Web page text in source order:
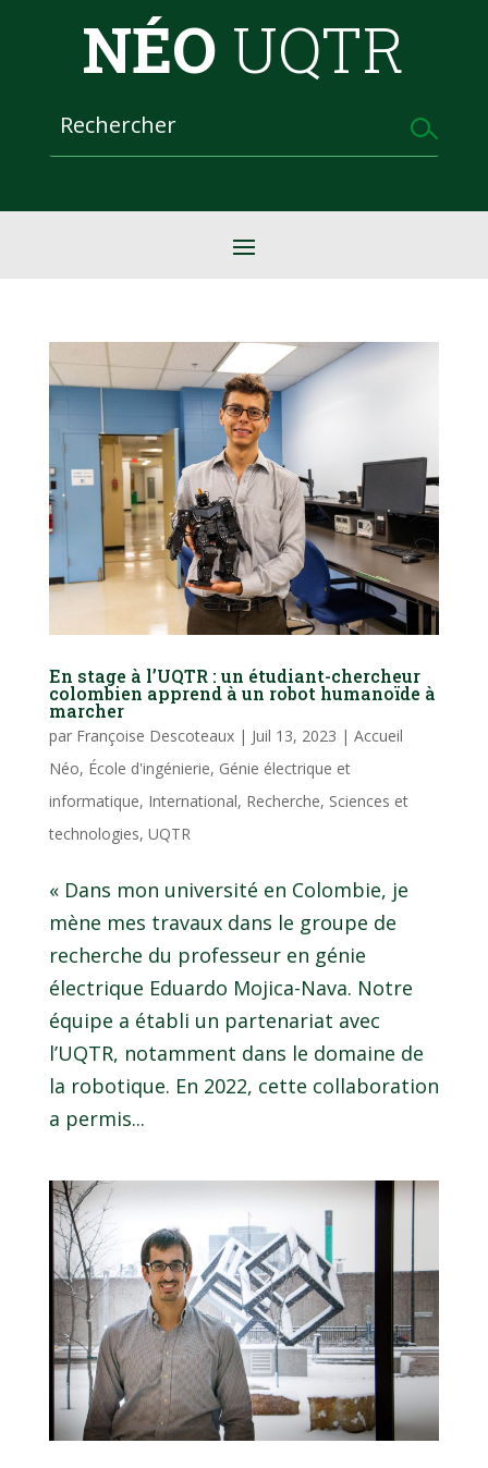
NÉO UQTR
En stage à l’UQTR : un étudiant-chercheur
colombien apprend à un robot humanoïde à
marcher
par Françoise Descoteaux| Juil 13, 2023 | Accueil
Néo, École d'ingénierie, Génie électrique et
informatique, International, Recherche, Sciences et
technologies, UQTR
« Dans mon université en Colombie, je
mène mes travaux dans le groupe de
recherche du professeur en génie
électrique Eduardo Mojica-Nava. Notre
équipe a établi un partenariat avec
l’UQTR, notamment dans le domaine de
la robotique. En 2022, cette collaboration
a permis...